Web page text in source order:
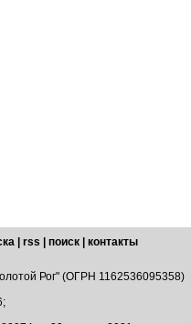
rss поиск
контакты
Рог" (ОГРН 1162536095358)